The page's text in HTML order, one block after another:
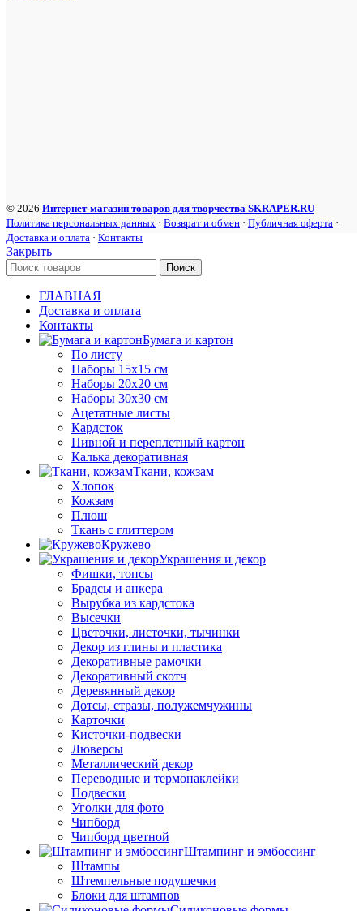
© 2026 Интернет-магазин товаров для творчества SKRAPER.RU
Политика персональных данных · Возврат и обмен · Публичная оферта ·
Доставка и оплата · Контакты
Закрыть
Поиск
ГЛАВНАЯ
Доставка и оплата
Контакты
Бумага и картон
По листу
Наборы 15х15 см
Наборы 20х20 см
Наборы 30х30 см
Ацетатные листы
Кардсток
Пивной и переплетный картон
Калька декоративная
Ткани, кожзам
Хлопок
Кожзам
Плюш
Ткань с глиттером
Кружево
Украшения и декор
Фишки, топсы
Брадсы и анкера
Вырубка из кардстока
Высечки
Цветочки, листочки, тычинки
Декор из глины и пластика
Декоративные рамочки
Декоративный скотч
Деревянный декор
Дотсы, стразы, полужемчужины
Карточки
Кисточки-подвески
Люверсы
Металлический декор
Переводные и термонаклейки
Подвески
Уголки для фото
Чипборд
Чипборд цветной
Штампинг и эмбоссинг
Штампы
Штемпельные подушечки
Блоки для штампов